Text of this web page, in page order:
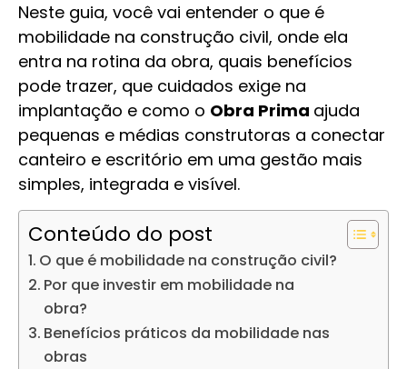
Neste guia, você vai entender o que é
mobilidade na construção civil, onde ela
entra na rotina da obra, quais benefícios
pode trazer, que cuidados exige na
implantação e como o Obra Prima ajuda
pequenas e médias construtoras a conectar
canteiro e escritório em uma gestão mais
simples, integrada e visível.
Conteúdo do post
O que é mobilidade na construção civil?
Por que investir em mobilidade na
obra?
Benefícios práticos da mobilidade nas
obras